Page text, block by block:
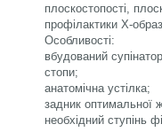
плоскостопості,
профілактики Х-
Особливості:
вбудований
стопи;
анатомічна устілка;
задник оптимальної
необхідний ступінь